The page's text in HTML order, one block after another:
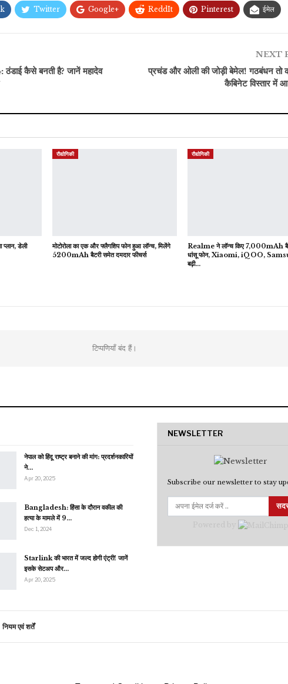
Twitter Google+ ReddIt Pinterest ईमेल
कैसे बनती है? जानें महादेव
NEXT
प्रचंड और ओली की जोड़ी बेमेल! गठबंधन तो
कैबिनेट विस्तार में
डेली
रौद्योगिकी
मोटोरोला का एक और फ्लैगशिप फोन हुआ लॉन्च, मिलेंगे
5200mAh बैटरी समेत दमदार फीचर्स
रौद्योगिकी
Realme ने लॉन्च किए 7,000mAh
धांसू फोन, Xiaomi, iQOO,
बढ़ी…
टिप्पणियाँ बंद हैं।
नेपाल को हिंदू राष्ट्र बनाने की मांग: प्रदर्शनकारियों
ने…
Apr 20, 2025
Bangladesh: हिंसा के दौरान वकील की
हत्या के मामले में 9…
Dec 1, 2024
Starlink की भारत में जल्द होगी एंट्री! जानें
इसके सेटअप और…
Apr 20, 2025
NEWSLETTER
Subscribe our newsletter to stay
नियम एवं शर्तें